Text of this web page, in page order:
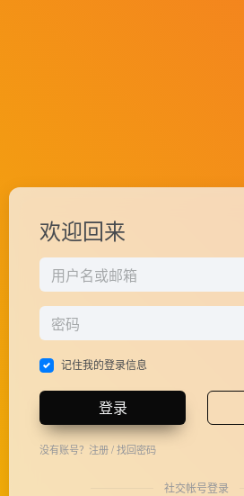
欢迎回来
记住我的登录信息
登录
没有账号？ 注册/找回密码
社交帐号登录